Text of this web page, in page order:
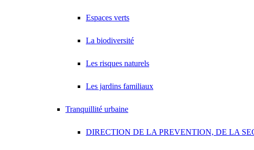
Espaces verts
La biodiversité
Les risques naturels
Les jardins familiaux
Tranquillité urbaine
DIRECTION DE LA PREVENTION, DE LA
165 Allée des Erables 93420 VILLEPINTE